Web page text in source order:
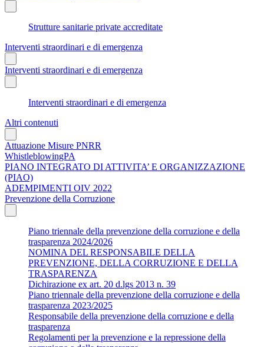
Strutture sanitarie private accreditate
Interventi straordinari e di emergenza
Interventi straordinari e di emergenza
Interventi straordinari e di emergenza
Altri contenuti
Attuazione Misure PNRR
WhistleblowingPA
PIANO INTEGRATO DI ATTIVITA’ E ORGANIZZAZIONE
(PIAO)
ADEMPIMENTI OIV 2022
Prevenzione della Corruzione
Piano triennale della prevenzione della corruzione e della
trasparenza 2024/2026
NOMINA DEL RESPONSABILE DELLA
PREVENZIONE, DELLA CORRUZIONE E DELLA
TRASPARENZA
Dichirazione ex art. 20 d.lgs 2013 n. 39
Piano triennale della prevenzione della corruzione e della
trasparenza 2023/2025
Responsabile della prevenzione della corruzione e della
trasparenza
Regolamenti per la prevenzione e la repressione della